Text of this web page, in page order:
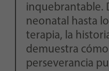
inquebrantable.
neonatal hasta
terapia, la
demuestra
perseverancia